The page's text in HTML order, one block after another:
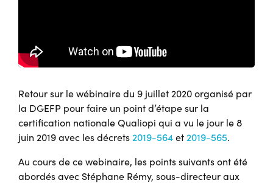
Retour sur le wébinaire du 9 juillet 2020 organisé par
la DGEFP pour faire un point d’étape sur la
certification nationale Qualiopi qui a vu le jour le 8
juin 2019 avec les décrets 2019-564et 2019-565.
Au cours de ce webinaire, les points suivants ont été
abordés avec Stéphane Rémy, sous-directeur aux